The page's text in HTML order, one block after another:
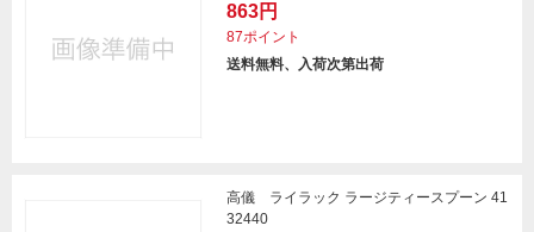
863円
87ポイント
送料無料、入荷次第出荷
高儀 ライラック ラージティースプーン 41
32440